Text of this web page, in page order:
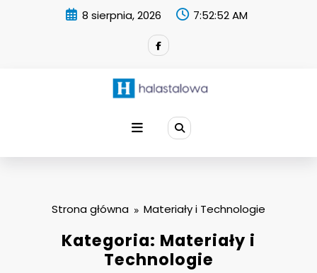
8 sierpnia, 2026 7:52:53 AM
Strona główna Materiały i Technologie
Kategoria: Materiały i
Technologie